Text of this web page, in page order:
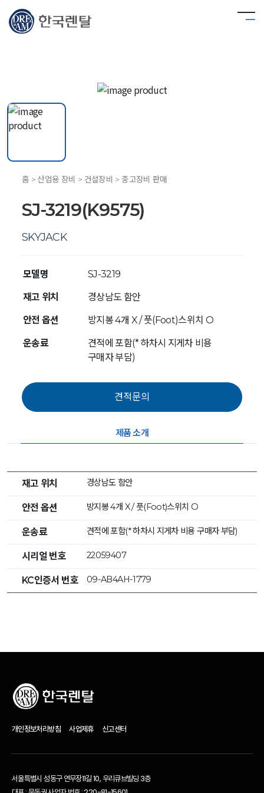
홈 > 산업용 장비 > 건설장비 > 중고장비 판매
SJ-3219(K9575)
SKYJACK
모델명 SJ-3219
재고 위치 경상남도 함안
안전 옵션 방지봉 4개 X / 풋(Foot)스위치 O
운송료
견적에 포함(* 하차시 지게차 비용
구매자 부담)
제품 소개
재고 위치 경상남도 함안
안전 옵션 방지봉 4개 X / 풋(Foot)스위치 O
운송료 견적에 포함(* 하차시 지게차 비용 구매자 부담)
시리얼 번호 22059407
KC인증서 번호 09-AB4AH-1779
개인정보처리방침 사업제휴 신고센터
서울특별시 성동구 연무장11길 10, 우리큐브빌딩 3층